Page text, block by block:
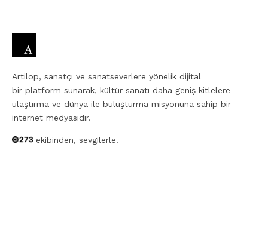
Artilop, sanatçı ve sanatseverlere yönelik dijital
bir platform sunarak, kültür sanatı daha geniş kitlelere
ulaştırma ve dünya ile buluşturma misyonuna sahip bir
internet medyasıdır.
ekibinden, sevgilerle.